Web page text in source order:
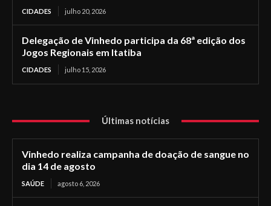
CIDADES julho 20, 2026
Delegação de Vinhedo participa da 68ª edição dos
Jogos Regionais em Itatiba
CIDADES julho 15, 2026
Últimas notícias
Vinhedo realiza campanha de doação de sangue no
dia 14 de agosto
SAÚDE agosto 6, 2026